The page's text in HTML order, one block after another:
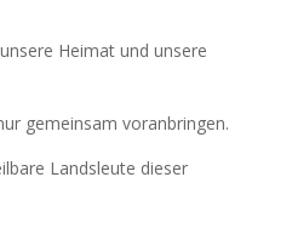
Heimat und unsere
gemeinsam voranbringen.
Landsleute dieser